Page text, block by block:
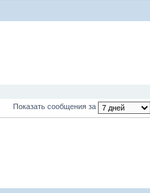
Показать сообщения за